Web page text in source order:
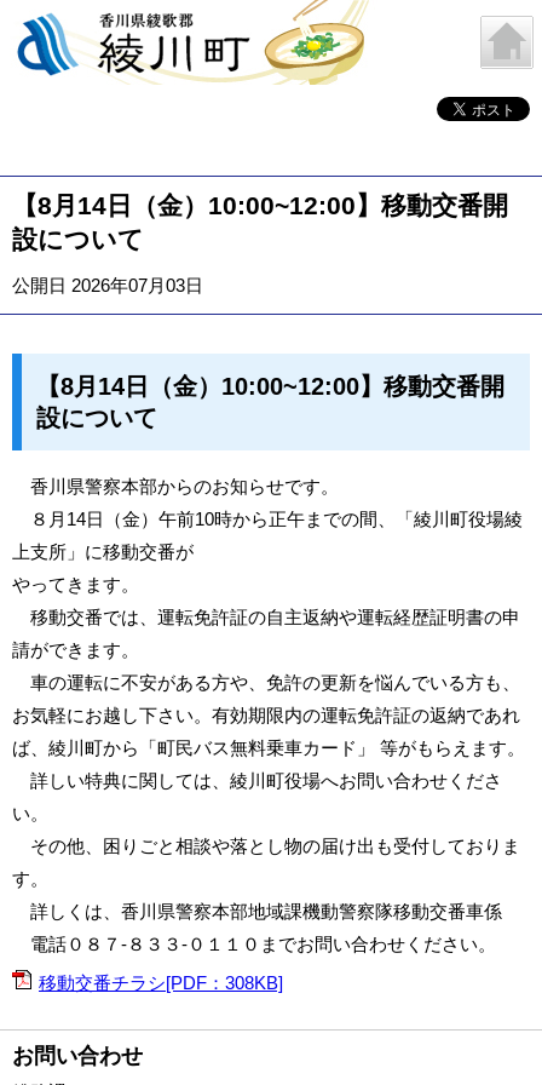
【8月14日（金）10:00~12:00】移動交番開
設について
公開日 2026年07月03日
【8月14日（金）10:00~12:00】移動交番開
設について
香川県警察本部からのお知らせです。
８月14日（金）午前10時から正午までの間、「綾川町役場綾
上支所」に移動交番が
やってきます。
移動交番では、運転免許証の自主返納や運転経歴証明書の申
請ができます。
車の運転に不安がある方や、免許の更新を悩んでいる方も、
お気軽にお越し下さい。有効期限内の運転免許証の返納であれ
ば、綾川町から「町民バス無料乗車カード」 等がもらえます。
詳しい特典に関しては、綾川町役場へお問い合わせくださ
い。
その他、困りごと相談や落とし物の届け出も受付しておりま
す。
詳しくは、香川県警察本部地域課機動警察隊移動交番車係
電話０８７‐８３３‐０１１０までお問い合わせください。
移動交番チラシ[PDF：308KB]
お問い合わせ